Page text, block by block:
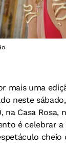
mais uma
neste
na Casa Rosa,
é celebrar
cheio